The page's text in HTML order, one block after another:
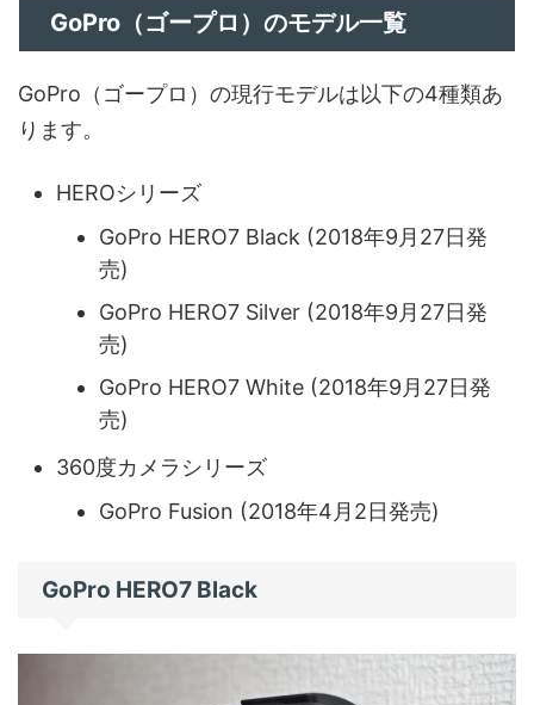
GoPro（ゴープロ）のモデル一覧
GoPro（ゴープロ）の現行モデルは以下の4種類あ
ります。
HEROシリーズ
GoPro HERO7 Black (2018年9月27日発
売)
GoPro HERO7 Silver (2018年9月27日発
売)
GoPro HERO7 White (2018年9月27日発
売)
360度カメラシリーズ
GoPro Fusion (2018年4月2日発売)
GoPro HERO7 Black